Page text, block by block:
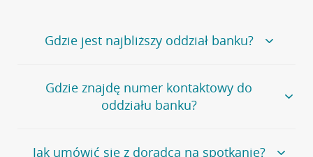
Gdzie jest najbliższy oddział banku?
Jeśli szukasz oddziału naszego banku, zapraszamy na
stronęPlacówki i bankomaty, na której znajduje się
wygodna wyszukiwarka.
oddziałów
Gdzie znajdę numer kontaktowy do
oddziału banku?
Bank Credit Agricole nie udostępnia ogólnego numeru
Jak umówić się z doradcą na spotkanie?